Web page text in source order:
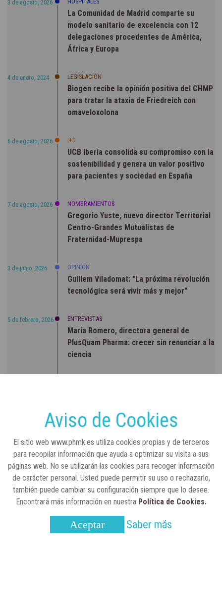
3 de agosto, 2026
La Comunidad de Madrid comparte su
modelo sanitario de excelencia con 12
delegaciones procedentes de América,
África y Europa
4 de enero, 2024 LEGISLACIÓN
Biogen recibe la opinión positiva del CHMP
para tratar la ataxia de Friedreich con
omaveloxolona
6 de agosto, 2026 I+D
UCB Iberia consolida su compromiso con la
sostenibilidad y genera un valor positivo
para pacientes y sociedad en España
7 de agosto, 2026 NOMBRAMIENTOS
Gregorio Yuste, nuevo director Territorial
Centro-Grandes Mutualistas de
Fraternidad-Muprespa
3 de junio, 2026 OPINIÓN
Guillem Viladomat: "La próxima revolución
tecnológica será vivir más y mejor"
5 de febrero, 2026 ENTREVISTAS
María Romero, directora general de
PlusQuam Pharma: crecer sin renunciar a la
ciencia
Lilly impulsa "Razones de Peso" para
visibilizar la obesidad
25 de marzo, 2023 ENTRE BASTIDORES
Real Academia Nacional de Farmacia: un
la sociedad actual
Aviso de Cookies
El sitio web www.phmk.es utiliza cookies propias y de terceros
para recopilar información que ayuda a optimizar su visita a sus
páginas web. No se utilizarán las cookies para recoger información
de carácter personal. Usted puede permitir su uso o rechazarlo,
también puede cambiar su configuración siempre que lo desee.
Encontrará más información en nuestra Política de Cookies.
Aceptar Saber más